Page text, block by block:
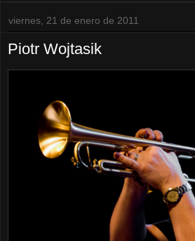
viernes, 21 de enero de 2011
Piotr Wojtasik